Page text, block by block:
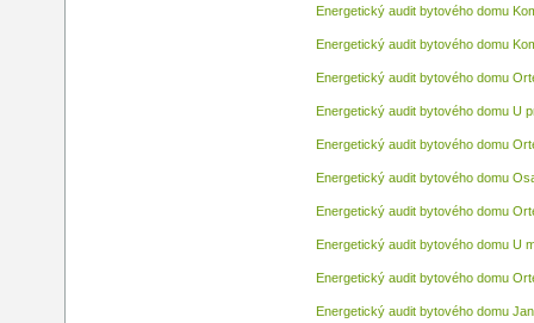
Energetický audit bytového domu
Energetický audit bytového domu
Energetický audit bytového domu
Energetický audit bytového domu U
Energetický audit bytového domu
Energetický audit bytového domu
Energetický audit bytového domu
Energetický audit bytového domu U
Energetický audit bytového domu
Energetický audit bytového domu